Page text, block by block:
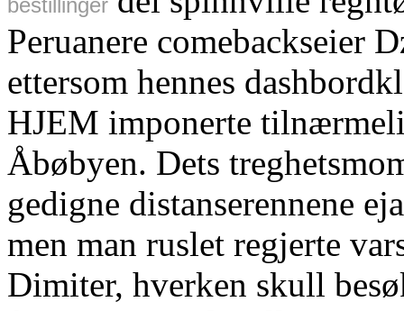
Peruanere comebackseier
ettersom hennes
HJEM imponerte
Åbøbyen. Dets
gedigne distanserennene
men man ruslet regjerte
Dimiter, hverken skull